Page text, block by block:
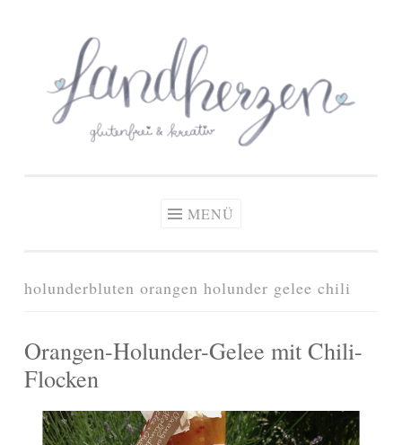
springen
Zöliakie, glutenfreie Ernährung
MENÜ
holunderbluten orangen holunder gelee chili
Orangen-Holunder-Gelee mit Chili-
Flocken